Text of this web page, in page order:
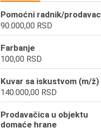
Pomoćni radnik/prodavac
90.000,00 RSD
Farbanje
100,00 RSD
Kuvar sa iskustvom (m/ž)
140.000,00 RSD
Prodavačica u objektu
domaće hrane